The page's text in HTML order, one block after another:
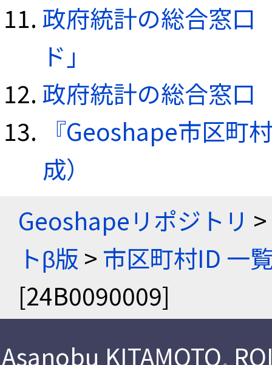
政府統計の総合窓口
ド」
政府統計の総合窓口
『Geoshape市区町
成）
Geoshapeリポジトリ >
トβ版 > 市区町村ID 一
[24B0090009]
Asanobu KITAMOTO,